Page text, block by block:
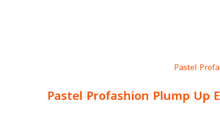
Pastel Profashion Plump Up